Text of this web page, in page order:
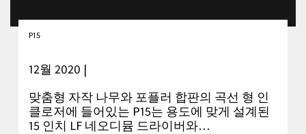
P15
12월 2020 |
맞춤형 자작 나무와 포플러 합판의 곡선 형 인
클로저에 들어있는 P15는 용도에 맞게 설계된
15 인치 LF 네오디뮴 드라이버와…